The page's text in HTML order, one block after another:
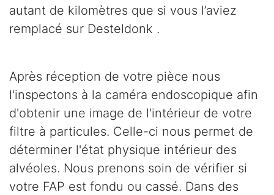
autant de kilomètres que si vous l’aviez
remplacé sur Desteldonk .
Après réception de votre pièce nous
l'inspectons à la caméra endoscopique afin
d'obtenir une image de l'intérieur de votre
filtre à particules. Celle-ci nous permet de
déterminer l'état physique intérieur des
alvéoles. Nous prenons soin de vérifier si
votre FAP est fondu ou cassé. Dans des